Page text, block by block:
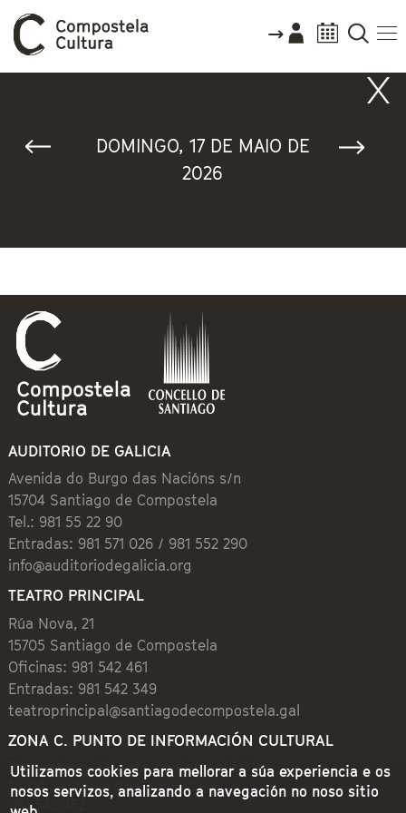
DOMINGO, 17 DE MAIO DE
2026
AUDITORIO DE GALICIA
Avenida do Burgo das Nacións s/n
15704 Santiago de Compostela
Tel.: 981 55 22 90
Entradas: 981 571 026 / 981 552 290
info@auditoriodegalicia.org
TEATRO PRINCIPAL
Rúa Nova, 21
15705 Santiago de Compostela
Oficinas: 981 542 461
Entradas: 981 542 349
teatroprincipal@santiagodecompostela.gal
ZONA C. PUNTO DE INFORMACIÓN CULTURAL
Preguntoiro, 1 (Praza de Cervantes)
15704 Santiago de Compostela
981 542 462
Utilizamos cookies para mellorar a súa experiencia e os
nosos servizos, analizando a navegación no noso sitio